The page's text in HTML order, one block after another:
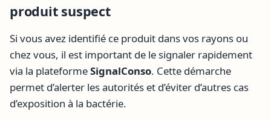
produit suspect
Si vous avez identifié ce produit dans vos rayons ou
chez vous, il est important de le signaler rapidement
via la plateformeSignalConso. Cette démarche
permet d’alerter les autorités et d’éviter d’autres cas
d’exposition à la bactérie.